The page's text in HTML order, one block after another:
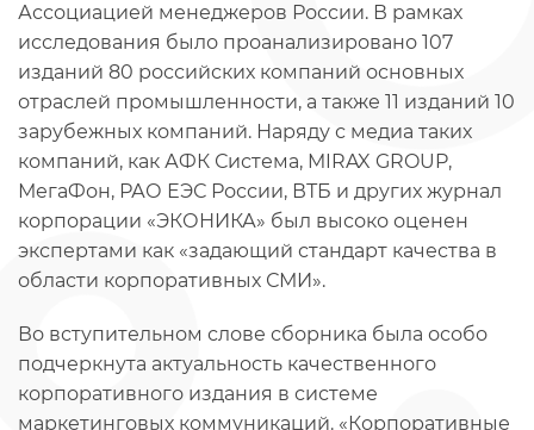
Ассоциацией менеджеров России. В рамках
исследования было проанализировано 107
изданий 80 российских компаний основных
отраслей промышленности, а также 11 изданий 10
зарубежных компаний. Наряду с медиа таких
компаний, как АФК Система, MIRAX GROUP,
МегаФон, РАО ЕЭС России, ВТБ и других журнал
корпорации «ЭКОНИКА» был высоко оценен
экспертами как «задающий стандарт качества в
области корпоративных СМИ».
Во вступительном слове сборника была особо
подчеркнута актуальность качественного
корпоративного издания в системе
маркетинговых коммуникаций. «Корпоративные